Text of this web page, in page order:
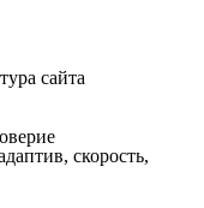
сайта
скорость,